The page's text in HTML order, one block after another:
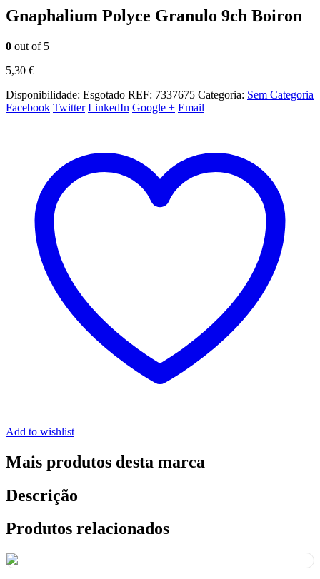
Gnaphalium Polyce Granulo 9ch Boiron
0 out of 5
5,30 €
Disponibilidade: Esgotado REF: 7337675 Categoria: Sem Categoria
Facebook Twitter LinkedIn Google + Email
Add to wishlist
Mais produtos desta marca
Descrição
Produtos relacionados